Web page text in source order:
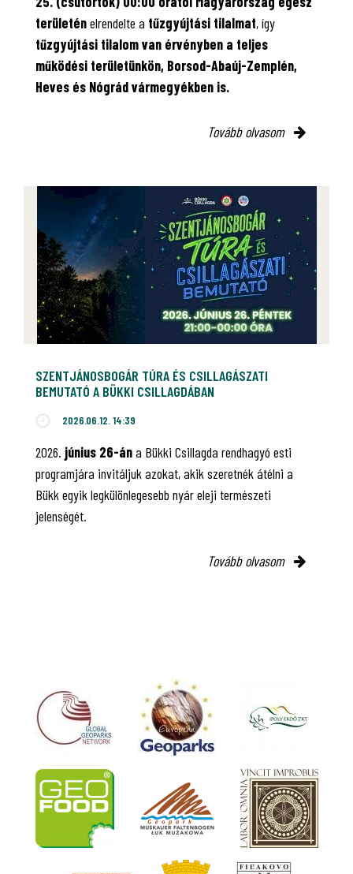
területénelrendelte a tűzgyújtási tilalmat, így
tűzgyújtási tilalom van érvényben a teljes
működési területünkön, Borsod-Abaúj-Zemplén,
Heves és Nógrád vármegyékben is.
Tovább olvasom
SZENTJÁNOSBOGÁR TÚRA ÉS CSILLAGÁSZATI
BEMUTATÓ A BÜKKI CSILLAGDÁBAN
2026.06.12. 14:39
2026. június 26-ána Bükki Csillagda rendhagyó esti
programjára invitáljuk azokat, akik szeretnék átélni a
Bükk egyik legkülönlegesebb nyár eleji természeti
jelenségét.
Tovább olvasom